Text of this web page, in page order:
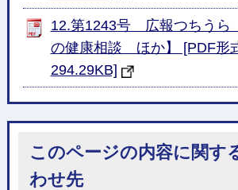
12.第1243号 広報つちう
の健康相談 ほか】 [PDF形
294.29KB]
このページの内容に関す
わせ先